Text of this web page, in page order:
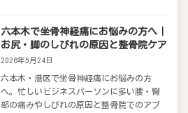
六本木で坐骨神経痛にお悩みの方へ｜
お尻・脚のしびれの原因と整骨院ケア
2026年5月24日
六本木・港区で坐骨神経痛にお悩みの方
へ。忙しいビジネスパーソンに多い腰・臀
部の痛みやしびれの原因と整骨院でのアプ